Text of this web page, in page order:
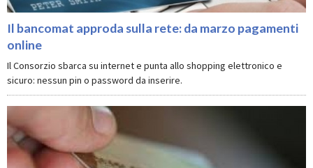
Il bancomat approda sulla rete: da marzo pagamenti
online
Il Consorzio sbarca su internet e punta allo shopping elettronico e
sicuro: nessun pin o password da inserire.